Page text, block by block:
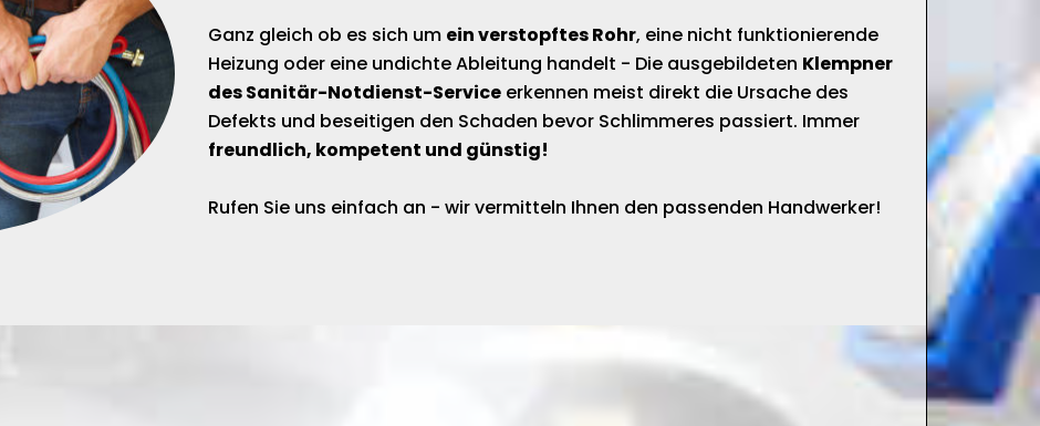
Ganz gleich ob es sich um ein verstopftes Rohr, eine nicht funktionierende
Heizung oder eine undichte Ableitung handelt - Die ausgebildeten Klempner
des Sanitär-Notdienst-Service erkennen meist direkt die Ursache des
Defekts und beseitigen den Schaden bevor Schlimmeres passiert. Immer
freundlich, kompetent und günstig!
Rufen Sie uns einfach an - wir vermitteln Ihnen den passenden Handwerker!